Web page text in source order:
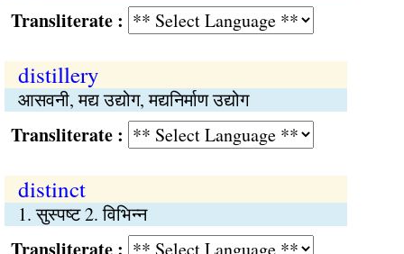
:
distillery
आसवनी, मद्य उद्योग, मद्यनिर्माण उद्योग
:
distinct
1. सुस्पष्‍ट 2. विभिन्न